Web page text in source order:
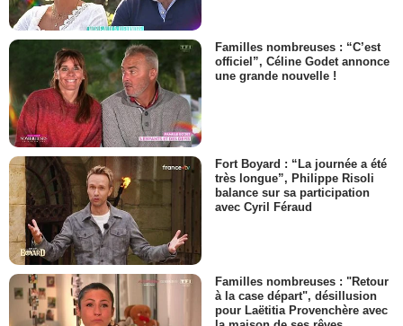
Familles nombreuses : “C’est
officiel”, Céline Godet annonce
une grande nouvelle !
Fort Boyard : “La journée a été
très longue”, Philippe Risoli
balance sur sa participation
avec Cyril Féraud
Familles nombreuses : "Retour
à la case départ", désillusion
pour Laëtitia Provenchère avec